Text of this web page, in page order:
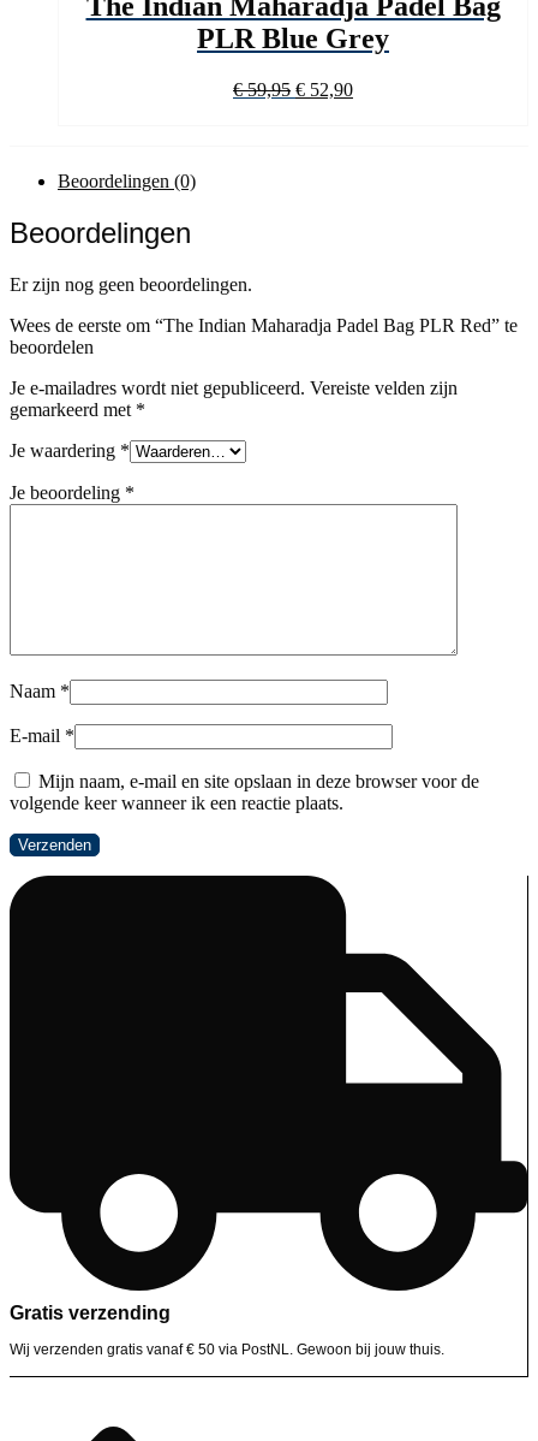
PLR Blue Grey
€59,95 Oorspronkelijke
€ 52,90Huidige
Beoordelingen (0)
Beoordelingen
Er zijn nog geen beoordelingen.
Wees de eerste om “The Indian Maharadja Padel Bag PLR Red” te
beoordelen
Je e-mailadres wordt niet gepubliceerd. Vereiste velden zijn
gemarkeerd met *
Je waardering *
Je beoordeling *
Naam *
E-mail *
Mijn naam, e-mail en site opslaan in deze browser voor de
volgende keer wanneer ik een reactie plaats.
Gratis verzending
Wij verzenden gratis vanaf € 50 via PostNL. Gewoon bij jouw thuis.